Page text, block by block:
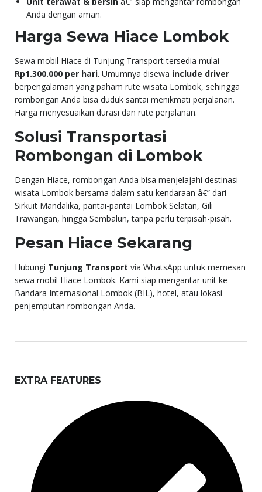
Anda dengan aman.
Harga Sewa Hiace Lombok
Sewa mobil Hiace di Tunjung Transport tersedia mulai
Rp1.300.000 per hari. Umumnya disewa include driver
berpengalaman yang paham rute wisata Lombok, sehingga
rombongan Anda bisa duduk santai menikmati perjalanan.
Harga menyesuaikan durasi dan rute perjalanan.
Solusi Transportasi
Rombongan di Lombok
Dengan Hiace, rombongan Anda bisa menjelajahi destinasi
wisata Lombok bersama dalam satu kendaraan â€” dari
Sirkuit Mandalika, pantai-pantai Lombok Selatan, Gili
Trawangan, hingga Sembalun, tanpa perlu terpisah-pisah.
Pesan Hiace Sekarang
Hubungi Tunjung Transport via WhatsApp untuk memesan
sewa mobil Hiace Lombok. Kami siap mengantar unit ke
Bandara Internasional Lombok (BIL), hotel, atau lokasi
penjemputan rombongan Anda.
EXTRA FEATURES